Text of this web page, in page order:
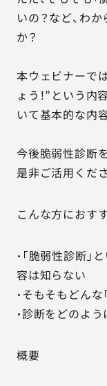
いの？など、わ
か？
本ウェビナーで
ょう！”という内
いて基本的な内
今後脆弱性診断
是非ご活用くださ
こんな方におす
・「脆弱性診断
容は知らない
・そもそもどん
・診断をどのよ
概要